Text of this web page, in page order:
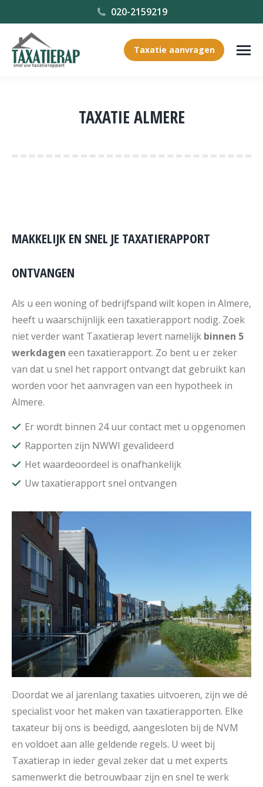
020-2159219
Taxatie aanvragen
TAXATIE ALMERE
MAKKELIJK EN SNEL JE TAXATIERAPPORT
ONTVANGEN
Als u een woning of bedrijfspand wilt kopen in Almere,
heeft u waarschijnlijk een taxatierapport nodig. Zoek
niet verder want Taxatierap levert namelijk binnen 5
werkdagen een taxatierapport. Zo bent u er zeker
van dat u snel het rapport ontvangt dat gebruikt kan
worden voor het aanvragen van een hypotheek in
Almere.
Er wordt binnen 24 uur contact met u opgenomen
Rapporten zijn NWWI gevalideerd
Het waardeoordeel is onafhankelijk
Uw taxatierapport snel ontvangen
Doordat we al jarenlang taxaties uitvoeren, zijn we dé
specialist voor het maken van taxatierapporten. Elke
taxateur bij ons is beëdigd, aangesloten bij de NVM
en voldoet aan alle geldende regels. U weet bij
Taxatierap in ieder geval zeker dat u met experts
samenwerkt die betrouwbaar zijn en snel te werk